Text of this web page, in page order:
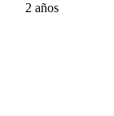
2 años